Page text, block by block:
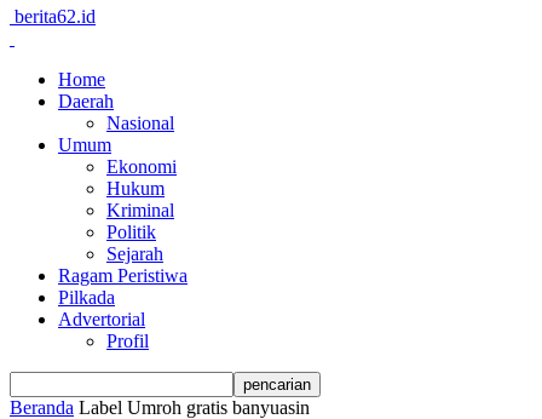
berita62.id
Home
Daerah
Nasional
Umum
Ekonomi
Hukum
Kriminal
Politik
Sejarah
Ragam Peristiwa
Pilkada
Advertorial
Profil
Beranda Label Umroh gratis banyuasin